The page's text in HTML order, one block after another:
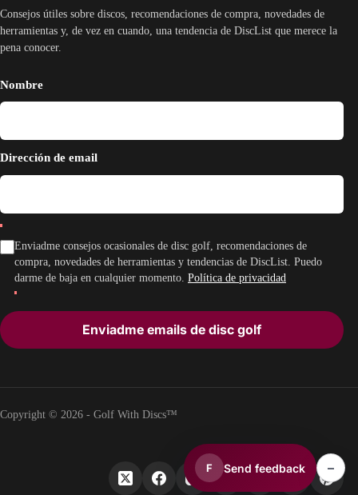
Consejos útiles sobre discos, recomendaciones de compra, novedades de
herramientas y, de vez en cuando, una tendencia de DiscList que merece la
pena conocer.
Nombre
Dirección de email
Enviadme consejos ocasionales de disc golf, recomendaciones de
compra, novedades de herramientas y tendencias de DiscList. Puedo
darme de baja en cualquier momento. Política de privacidad
Enviadme emails de disc golf
Copyright © 2026 - Golf With Discs™
F Send feedback –